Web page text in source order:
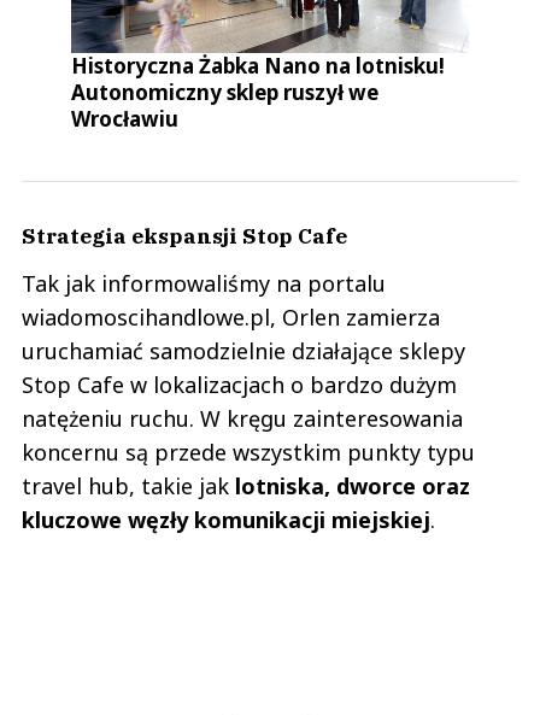
Historyczna Żabka Nano na lotnisku!
Autonomiczny sklep ruszył we
Wrocławiu
Strategia ekspansji Stop Cafe
Tak jak informowaliśmy na portalu
wiadomoscihandlowe.pl, Orlen zamierza
uruchamiać samodzielnie działające sklepy
Stop Cafe w lokalizacjach o bardzo dużym
natężeniu ruchu. W kręgu zainteresowania
koncernu są przede wszystkim punkty typu
travel hub, takie jak lotniska, dworce oraz
kluczowe węzły komunikacji miejskiej.